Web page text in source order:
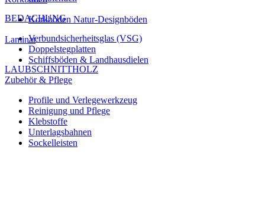
BEDACHUNG
Verbundsicherheitsglas (VSG)
Doppelstegplatten
LAUBSCHNITTHOLZ
Korkböden Natur-Designböden
Laminat
Schiffsböden & Landhausdielen
Zubehör & Pflege
Profile und Verlegewerkzeug
Reinigung und Pflege
Klebstoffe
Unterlagsbahnen
Sockelleisten